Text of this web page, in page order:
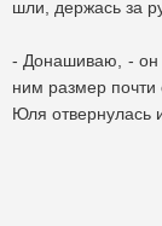
шли, держась за
- Донашиваю, - он
ним размер почти
Юля отвернулась